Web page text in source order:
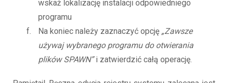
wskaż lokalizację instalacji odpowiedniego
programu
Na koniec należy zaznaczyć opcję „Zawsze
używaj wybranego programu do otwierania
plików SPAWN”i zatwierdzić całą operację.